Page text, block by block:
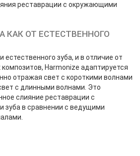
реставрации с окружающими
КАК ОТ ЕСТЕСТВЕННОГО
естественного зуба, и в отличие от
Harmonize адаптируется
отражая свет с короткими волнами
с длинными волнами. Это
слияние реставрации с
зуба в сравнении с ведущими